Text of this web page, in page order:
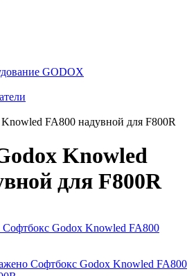
GODOX
FA800 надувной для F800R
Knowled
для F800R